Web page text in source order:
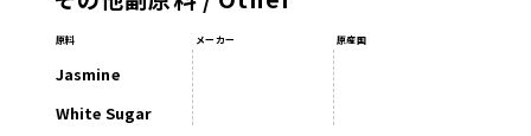
原料 メーカー 原産国
Jasmine
White Sugar